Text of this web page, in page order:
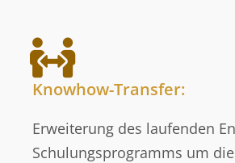
Knowhow-Transfer:
Erweiterung des laufenden
Schulungsprogramms um